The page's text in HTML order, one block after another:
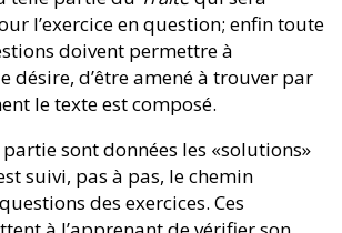
l’exercice en question; enfin toute
doivent permettre à
désire, d’être amené à trouver par
le texte est composé.
sont données les «solutions»
suivi, pas à pas, le chemin
des exercices. Ces